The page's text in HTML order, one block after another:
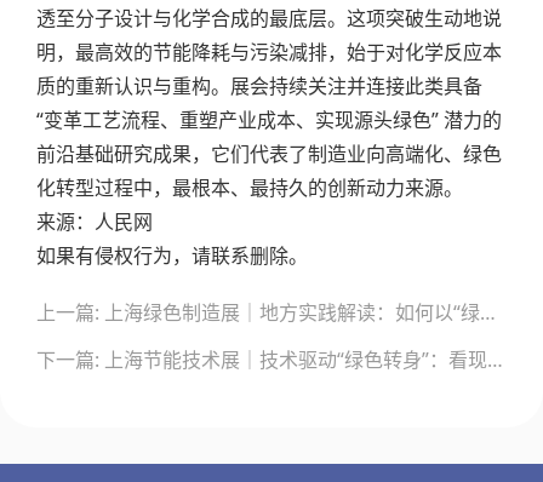
透至分子设计与化学合成的最底层。这项突破生动地说
明，最高效的节能降耗与污染减排，始于对化学反应本
质的重新认识与重构。展会持续关注并连接此类具备
“变革工艺流程、重塑产业成本、实现源头绿色” 潜力的
前沿基础研究成果，它们代表了制造业向高端化、绿色
化转型过程中，最根本、最持久的创新动力来源。
来源：人民网
如果有侵权行为，请联系删除。
章
航
上一篇: 上海绿色制造展｜地方实践解读：如何以“绿色智造”驱动区域工业能耗双降
下一篇: 上海节能技术展｜技术驱动“绿色转身”：看现代火电如何成为高效清洁的能源基石